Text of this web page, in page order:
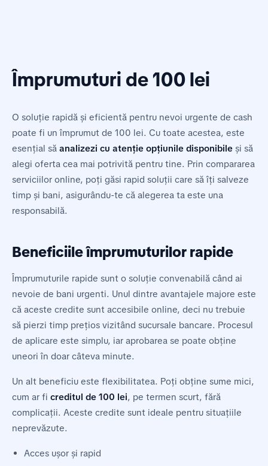
Împrumuturi de 100 lei
O soluție rapidă și eficientă pentru nevoi urgente de cash
poate fi un împrumut de 100 lei. Cu toate acestea, este
esențial să analizezi cu atenție opțiunile disponibile și să
alegi oferta cea mai potrivită pentru tine. Prin compararea
serviciilor online, poți găsi rapid soluții care să îți salveze
timp și bani, asigurându-te că alegerea ta este una
responsabilă.
Beneficiile împrumuturilor rapide
Împrumuturile rapide sunt o soluție convenabilă când ai
nevoie de bani urgenti. Unul dintre avantajele majore este
că aceste credite sunt accesibile online, deci nu trebuie
să pierzi timp prețios vizitând sucursale bancare. Procesul
de aplicare este simplu, iar aprobarea se poate obține
uneori în doar câteva minute.
Un alt beneficiu este flexibilitatea. Poți obține sume mici,
cum ar fi creditul de 100 lei, pe termen scurt, fără
complicații. Aceste credite sunt ideale pentru situațiile
neprevăzute.
Acces ușor și rapid